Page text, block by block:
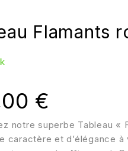
Flamants
notre superbe Tableau «
caractère et d’élégance
€